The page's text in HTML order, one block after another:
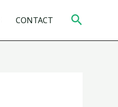
CONTACT Zoeken